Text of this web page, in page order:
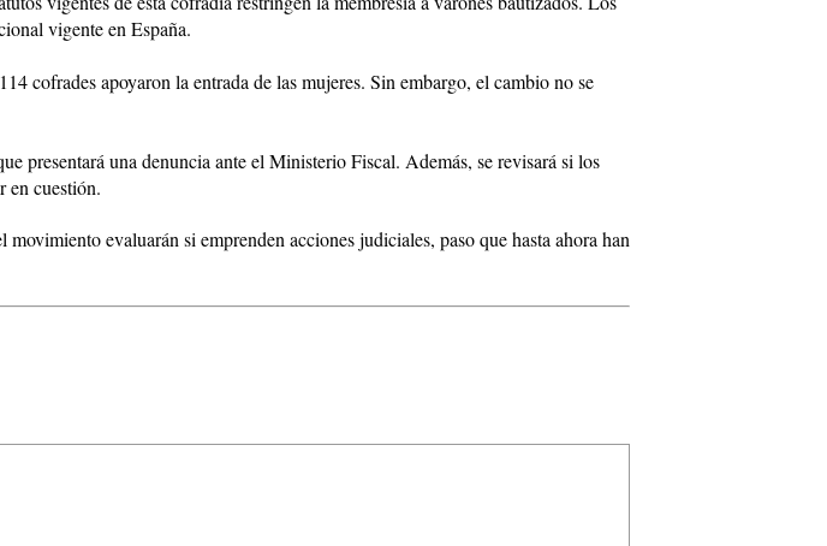
vigente en España.
cofrades apoyaron la entrada de las mujeres. Sin embargo, el cambio no se
presentará una denuncia ante el Ministerio Fiscal. Además, se revisará si los
en cuestión.
movimiento evaluarán si emprenden acciones judiciales, paso que hasta ahora han